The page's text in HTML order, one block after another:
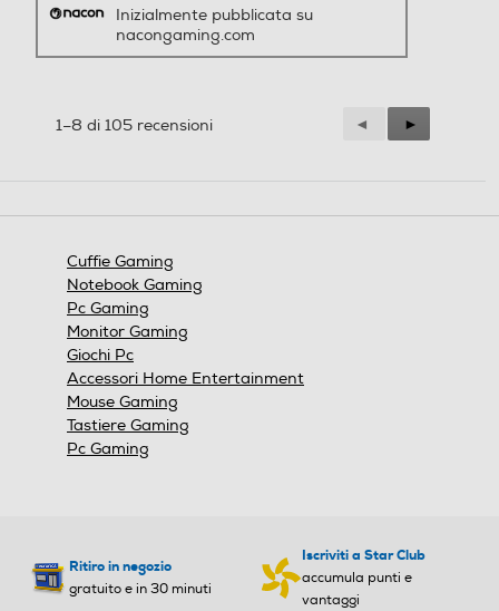
Inizialmente pubblicata su
nacongaming.com
1–8 di 105 recensioni
Precedente
Reviews
◄
Successiva
Reviews
►
Cuffie Gaming
Notebook Gaming
Pc Gaming
Monitor Gaming
Giochi Pc
Accessori Home Entertainment
Mouse Gaming
Tastiere Gaming
Pc Gaming
Ritiro in negozio
gratuito e in 30 minuti
Iscriviti a Star Club
accumula punti e
vantaggi